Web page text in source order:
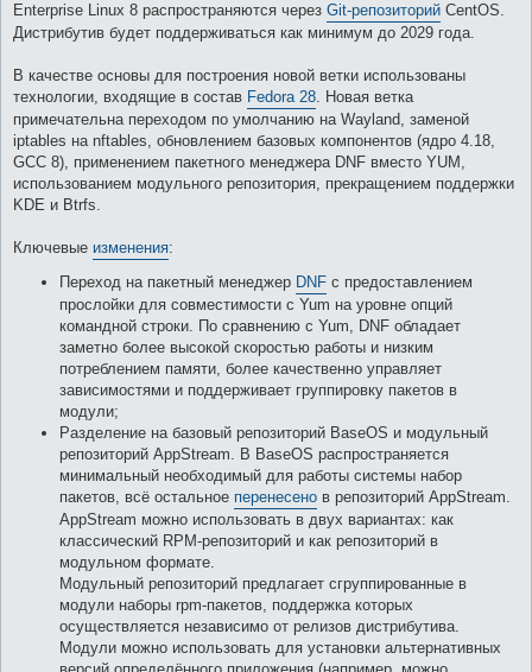
Enterprise Linux 8 распространяются через Git-репозиторий CentOS.
Дистрибутив будет поддерживаться как минимум до 2029 года.
В качестве основы для построения новой ветки использованы
технологии, входящие в состав Fedora 28. Новая ветка
примечательна переходом по умолчанию на Wayland, заменой
iptables на nftables, обновлением базовых компонентов (ядро 4.18,
GCC 8), применением пакетного менеджера DNF вместо YUM,
использованием модульного репозитория, прекращением поддержки
KDE и Btrfs.
Ключевые изменения:
Переход на пакетный менеджер DNF с предоставлением
прослойки для совместимости с Yum на уровне опций
командной строки. По сравнению с Yum, DNF обладает
заметно более высокой скоростью работы и низким
потреблением памяти, более качественно управляет
зависимостями и поддерживает группировку пакетов в
модули;
Разделение на базовый репозиторий BaseOS и модульный
репозиторий AppStream. В BaseOS распространяется
минимальный необходимый для работы системы набор
пакетов, всё остальное перенесено в репозиторий AppStream.
AppStream можно использовать в двух вариантах: как
классический RPM-репозиторий и как репозиторий в
модульном формате.
Модульный репозиторий предлагает сгруппированные в
модули наборы rpm-пакетов, поддержка которых
осуществляется независимо от релизов дистрибутива.
Модули можно использовать для установки альтернативных